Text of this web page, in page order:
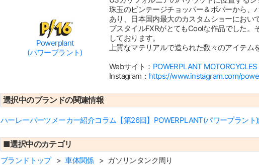
Powerplant
(パワープラント)
珠玉のビンテージチョッパー＆ボバーから
あり、日本国内最大のカスタムショーにおい
ブスタイルFXRがとてもCoolな作品でした。
しております。
上質なマテリアルで造られた数々のアイテム
Webサイト： POWERPLANT MOTORCYCLES
Instagram： https://www.instagram.com/
選択中のブランドの関連情報
ハーレーパーツメーカー紹介コラム【第26回】POWERPLANT(パワープラント
■選択中のカテゴリ
ブランドトップ 車体関係 ガソリンタンク周り